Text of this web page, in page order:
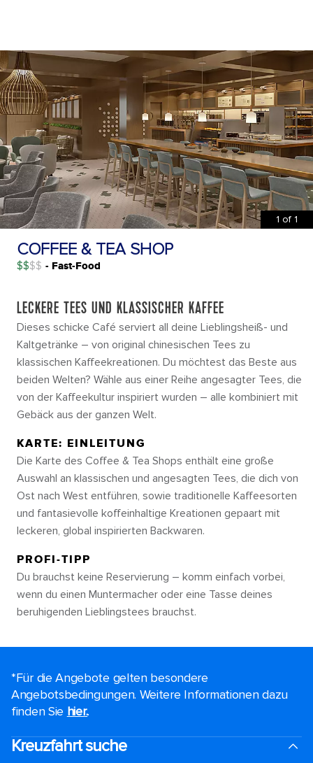
1 of 1
COFFEE & TEA SHOP
$$ - Fast-Food
LECKERE TEES UND KLASSISCHER KAFFEE
Dieses schicke Café serviert all deine Lieblingsheiß- und
Kaltgetränke – von original chinesischen Tees zu
klassischen Kaffeekreationen. Du möchtest das Beste aus
beiden Welten? Wähle aus einer Reihe angesagter Tees, die
von der Kaffeekultur inspiriert wurden – alle kombiniert mit
Gebäck aus der ganzen Welt.
KARTE: EINLEITUNG
Die Karte des Coffee & Tea Shops enthält eine große
Auswahl an klassischen und angesagten Tees, die dich von
Ost nach West entführen, sowie traditionelle Kaffeesorten
und fantasievolle koffeinhaltige Kreationen gepaart mit
leckeren, global inspirierten Backwaren.
PROFI-TIPP
Du brauchst keine Reservierung – komm einfach vorbei,
wenn du einen Muntermacher oder eine Tasse deines
beruhigenden Lieblingstees brauchst.
*Für die Angebote gelten besondere
Angebotsbedingungen. Weitere Informationen dazu
finden Sie hier..
Kreuzfahrt suche